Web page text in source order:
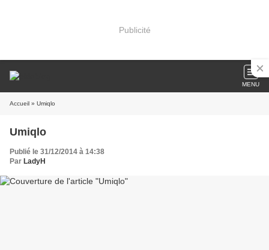
Publicité
MENU
Accueil » Umiqlo
Umiqlo
Publié le 31/12/2014 à 14:38
Par LadyH